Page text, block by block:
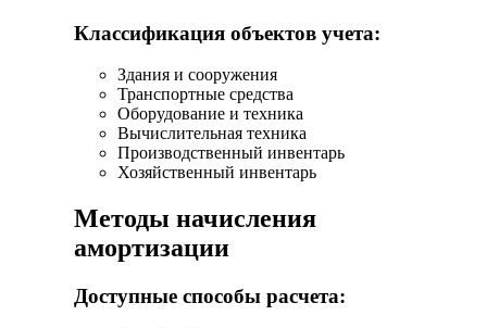
Классификация объектов учета:
Здания и сооружения
Транспортные средства
Оборудование и техника
Вычислительная техника
Производственный инвентарь
Хозяйственный инвентарь
Методы начисления
амортизации
Доступные способы расчета: